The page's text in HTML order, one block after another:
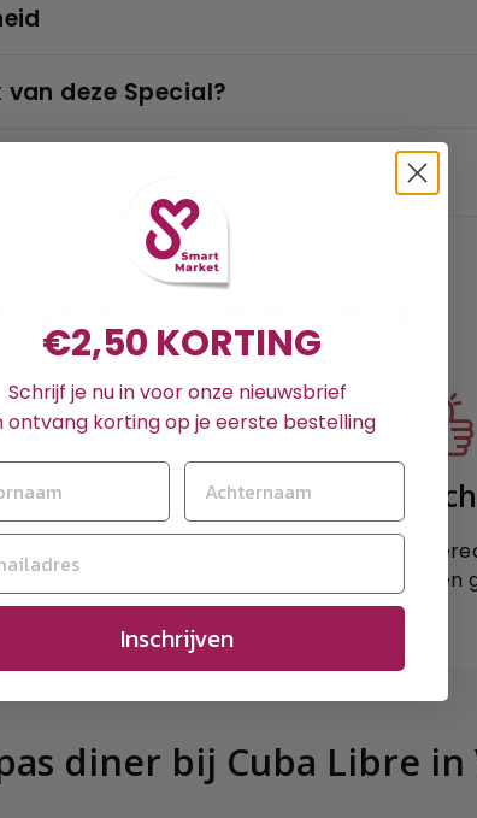
deze Special?
sfeer bij
Shared
Kies samen diverse
allemaal en
diner bij Cuba Libre in
€2,50 KORTING
Schrijf je nu in voor onze nieuwsbrief
ontvang korting op je eerste bestelling
Inschrijven